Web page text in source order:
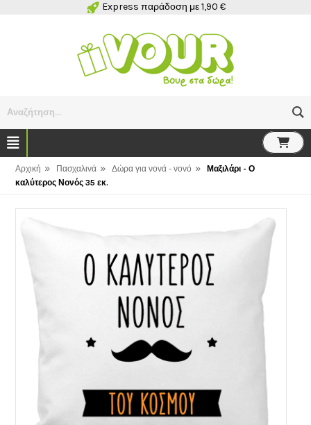
Express παράδοση με 1,90 €
Αναζήτηση...
Αρχική » Πασχαλινά » Δώρα για νονά - νονό »
Μαξιλάρι - Ο
καλύτερος Νονός 35 εκ.